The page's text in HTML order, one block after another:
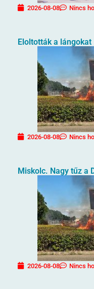
2026-08-08 Nincs
Eloltották a lángokat
2026-08-08 Nincs
Miskolc. Nagy tűz a
2026-08-08 Nincs